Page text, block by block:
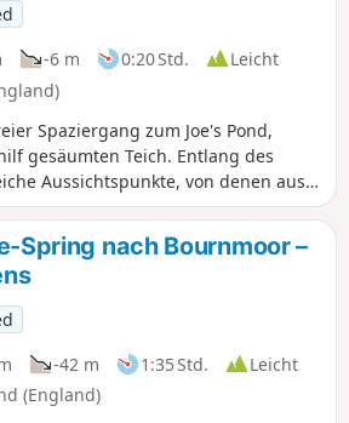
-6 m 0:20 Std.
Leicht
Spaziergang zum Joe's Pond,
gesäumten Teich. Entlang des
Aussichtspunkte, von denen aus
können. Halten Sie Ausschau nach
und Reiherenten im Winter und
im Sommer. Dieser Spaziergang
Wege und Holzstege, die für alle
sind.
Spring nach Bournmoor –
-42 m 1:35 Std.
Leicht
(England)